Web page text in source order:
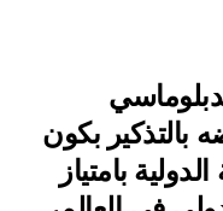
بالتذكير بكون
بامتياز